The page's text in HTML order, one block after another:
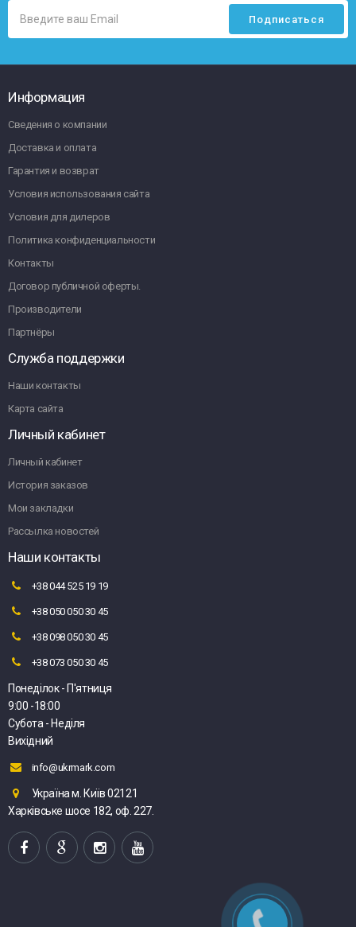
Информация
Сведения о компании
Доставка и оплата
Гарантия и возврат
Условия использования сайта
Условия для дилеров
Политика конфиденциальности
Контакты
Договор публичной оферты.
Производители
Партнёры
Служба поддержки
Наши контакты
Карта сайта
Личный кабинет
Личный кабинет
История заказов
Мои закладки
Рассылка новостей
Наши контакты
+38 044 525 19 19
+38 050 050 30 45
+38 098 050 30 45
+38 073 050 30 45
Понеділок - П'ятниця
9:00 -18:00
Субота - Неділя
Вихідний
info@ukrmark.com
Україна м. Київ 02121
Харківське шосе 182, оф. 227.